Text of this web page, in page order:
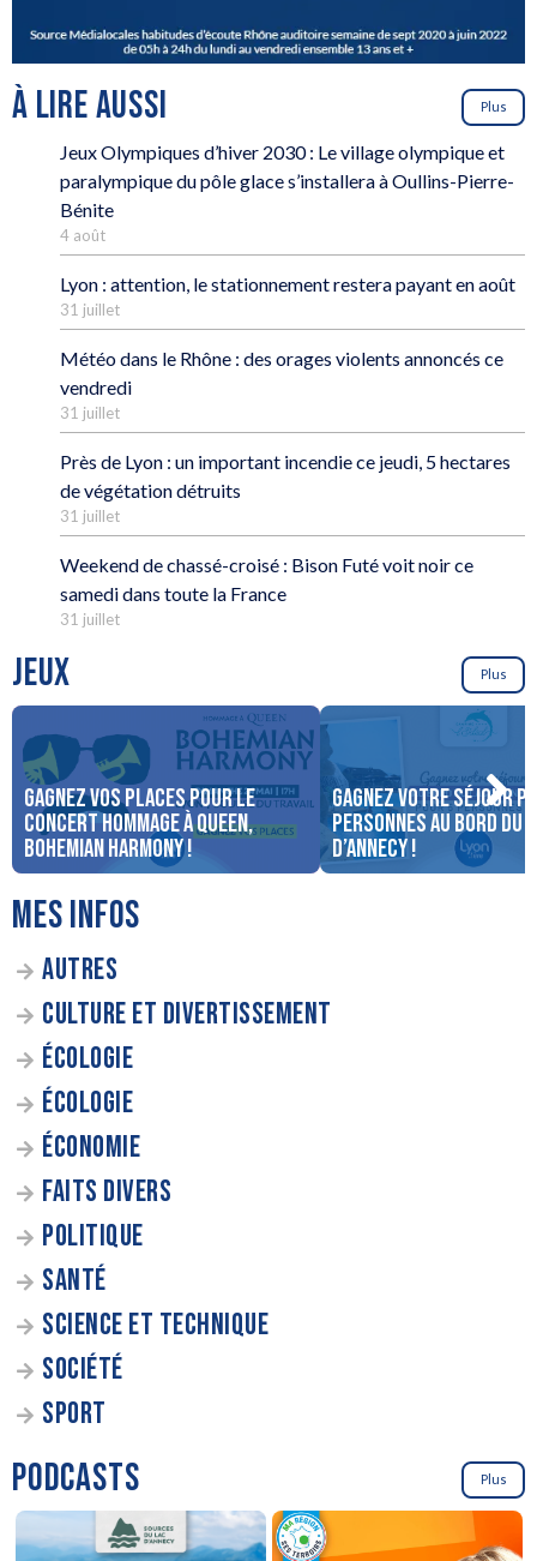
À LIRE AUSSI Plus
Jeux Olympiques d’hiver 2030 : Le village olympique et
paralympique du pôle glace s’installera à Oullins-Pierre-
Bénite
4 août
Lyon : attention, le stationnement restera payant en août
31 juillet
Météo dans le Rhône : des orages violents annoncés ce
vendredi
31 juillet
Près de Lyon : un important incendie ce jeudi, 5 hectares
de végétation détruits
31 juillet
Weekend de chassé-croisé : Bison Futé voit noir ce
samedi dans toute la France
31 juillet
JEUX Plus
Gagnez vos places pour le
concert Hommage à Queen,
Bohemian Harmony !
Gagnez votre séjour
personnes au bord du
d’Annecy !
MES INFOS
AUTRES
CULTURE ET DIVERTISSEMENT
ÉCOLOGIE
ÉCOLOGIE
ÉCONOMIE
FAITS DIVERS
POLITIQUE
SANTÉ
SCIENCE ET TECHNIQUE
SOCIÉTÉ
SPORT
PODCASTS Plus